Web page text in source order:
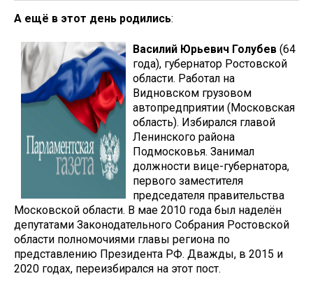
А ещё в этот день родились:
Василий Юрьевич Голубев (64
года), губернатор Ростовской
области. Работал на
Видновском грузовом
автопредприятии (Московская
область). Избирался главой
Ленинского района
Подмосковья. Занимал
должности вице-губернатора,
первого заместителя
председателя правительства
Московской области. В мае 2010 года был наделён
депутатами Законодательного Собрания Ростовской
области полномочиями главы региона по
представлению Президента РФ. Дважды, в 2015 и
2020 годах, переизбирался на этот пост.